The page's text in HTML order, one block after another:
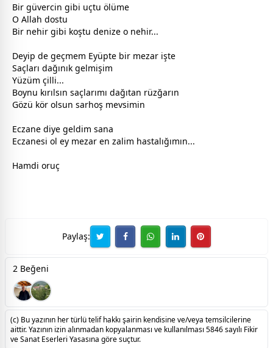
Bir güvercin gibi uçtu ölüme
O Allah dostu
Bir nehir gibi koştu denize o nehir...
Deyip de geçmem Eyüpte bir mezar işte
Saçları dağınık gelmişim
Yüzüm çilli...
Boynu kırılsın saçlarımı dağıtan rüzğarın
Gözü kör olsun sarhoş mevsimin
Eczane diye geldim sana
Eczanesi ol ey mezar en zalim hastalığımın...
Hamdi oruç
Paylaş:
2 Beğeni
(c) Bu yazının her türlü telif hakkı şairin kendisine ve/veya temsilcilerine
aittir. Yazının izin alınmadan kopyalanması ve kullanılması 5846 sayılı Fikir
ve Sanat Eserleri Yasasına göre suçtur.